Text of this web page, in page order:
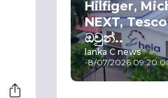
Hilfiger,
NEXT,
ඔවුන්..
lanka C news
-8/07/2026